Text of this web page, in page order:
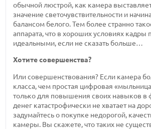
обычной люстрой, как камера
значение светочувствительности и
балансом белого. Тем более странно
аппарата, что в хороших условиях кадры
идеальными, если не сказать больше…
Хотите совершенства?
Или совершенствования? Если камера
класса, чем простая цифровая
только для повышения своих навыков в
денег катастрофически не хватает на
задумайтесь о покупке недорогой,
камеры. Вы скажете, что таких не